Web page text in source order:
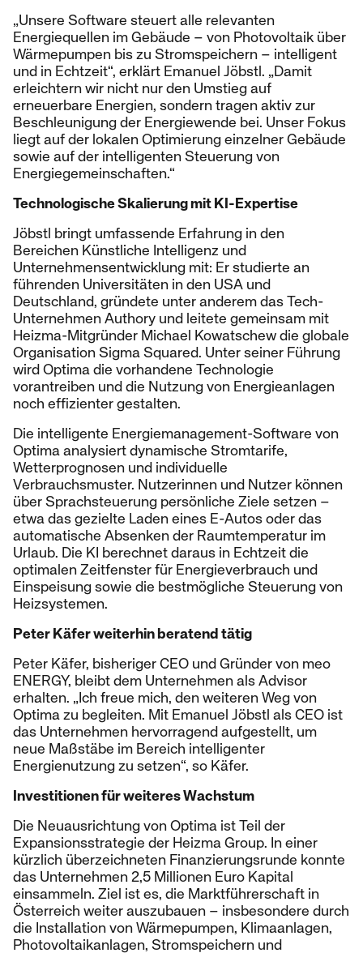
„Unsere Software steuert alle relevanten
Energiequellen im Gebäude – von Photovoltaik über
Wärmepumpen bis zu Stromspeichern – intelligent
und in Echtzeit“, erklärt Emanuel Jöbstl. „Damit
erleichtern wir nicht nur den Umstieg auf
erneuerbare Energien, sondern tragen aktiv zur
Beschleunigung der Energiewende bei. Unser Fokus
liegt auf der lokalen Optimierung einzelner Gebäude
sowie auf der intelligenten Steuerung von
Energiegemeinschaften.“
Technologische Skalierung mit KI-Expertise
Jöbstl bringt umfassende Erfahrung in den
Bereichen Künstliche Intelligenz und
Unternehmensentwicklung mit: Er studierte an
führenden Universitäten in den USA und
Deutschland, gründete unter anderem das Tech-
Unternehmen Authory und leitete gemeinsam mit
Heizma-Mitgründer Michael Kowatschew die globale
Organisation Sigma Squared. Unter seiner Führung
wird Optima die vorhandene Technologie
vorantreiben und die Nutzung von Energieanlagen
noch effizienter gestalten.
Die intelligente Energiemanagement-Software von
Optima analysiert dynamische Stromtarife,
Wetterprognosen und individuelle
Verbrauchsmuster. Nutzerinnen und Nutzer können
über Sprachsteuerung persönliche Ziele setzen –
etwa das gezielte Laden eines E-Autos oder das
automatische Absenken der Raumtemperatur im
Urlaub. Die KI berechnet daraus in Echtzeit die
optimalen Zeitfenster für Energieverbrauch und
Einspeisung sowie die bestmögliche Steuerung von
Heizsystemen.
Peter Käfer weiterhin beratend tätig
Peter Käfer, bisheriger CEO und Gründer von meo
ENERGY, bleibt dem Unternehmen als Advisor
erhalten. „Ich freue mich, den weiteren Weg von
Optima zu begleiten. Mit Emanuel Jöbstl als CEO ist
das Unternehmen hervorragend aufgestellt, um
neue Maßstäbe im Bereich intelligenter
Energienutzung zu setzen“, so Käfer.
Investitionen für weiteres Wachstum
Die Neuausrichtung von Optima ist Teil der
Expansionsstrategie der Heizma Group. In einer
kürzlich überzeichneten Finanzierungsrunde konnte
das Unternehmen 2,5 Millionen Euro Kapital
einsammeln. Ziel ist es, die Marktführerschaft in
Österreich weiter auszubauen – insbesondere durch
die Installation von Wärmepumpen, Klimaanlagen,
Photovoltaikanlagen, Stromspeichern und